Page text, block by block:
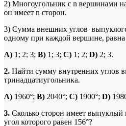
2) Многоугольник с n вершинами
он имеет n сторон.
3) Сумма внешних углов
одному при каждой вершине, равна
A) 1; 2; 3; B) 1; 3; C) 1; 2; D) 2; 3.
2. Найти сумму внутренних углов
тринадцатиугольника.
A) 1960°; B) 2040°; C) 1900°; D)
3. Сколько сторон имеет
угол которого равен 156°?